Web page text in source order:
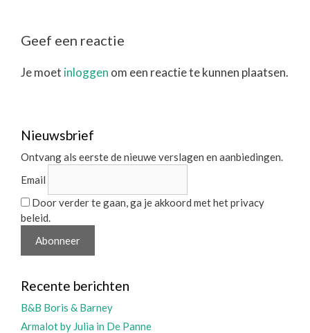
Geef een reactie
Je moet inloggen om een reactie te kunnen plaatsen.
Nieuwsbrief
Ontvang als eerste de nieuwe verslagen en aanbiedingen.
Email
Door verder te gaan, ga je akkoord met het privacy
beleid.
Recente berichten
B&B Boris & Barney
Armalot by Julia in De Panne